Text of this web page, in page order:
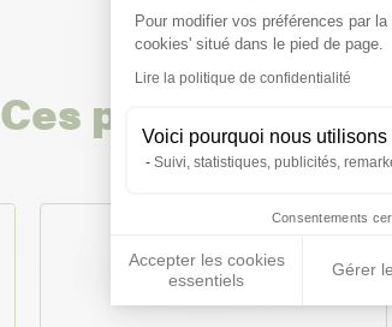
Pour modifier vos préférences par
cookies' situé dans le pied de page.
Lire la politique de confidentialité
Voici pourquoi nous utilisons
Suivi, statistiques, publicités,
Consentements
Accepter les cookies
essentiels
Gérer
Axeptio
Ces produits